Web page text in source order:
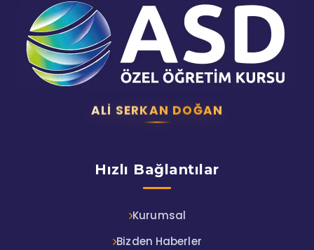
ALI SERKAN DOĞAN
Hızlı Bağlantılar
Kurumsal
Bizden Haberler